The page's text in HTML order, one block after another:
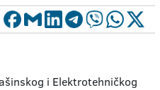
i Elektrotehničkog